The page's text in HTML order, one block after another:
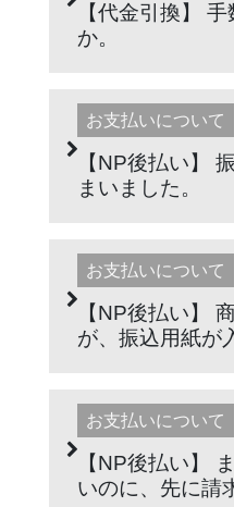
【代金引換】
か。
お支払いについて
【NP後払い】
まいました。
お支払いについて
【NP後払い】
が、振込用紙が
お支払いについて
【NP後払い】
いのに、先に請